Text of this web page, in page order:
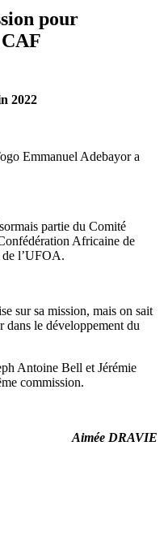
pour
2022
Emmanuel Adebayor a
partie du Comité
Africaine de
l’UFOA.
sur sa mission, mais on sait
dans le développement du
Antoine Bell et Jérémie
commission.
Aimée DRAVIE